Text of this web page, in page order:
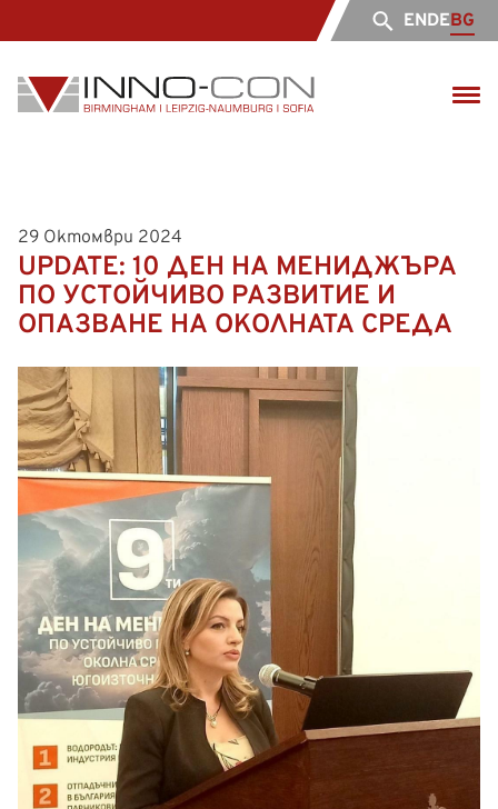
ENDEBG
29 Октомври 2024
UPDATE: 10 ДЕН НА МЕНИДЖЪРА
ПО УСТОЙЧИВО РАЗВИТИЕ И
ОПАЗВАНЕ НА ОКОЛНАТА СРЕДА